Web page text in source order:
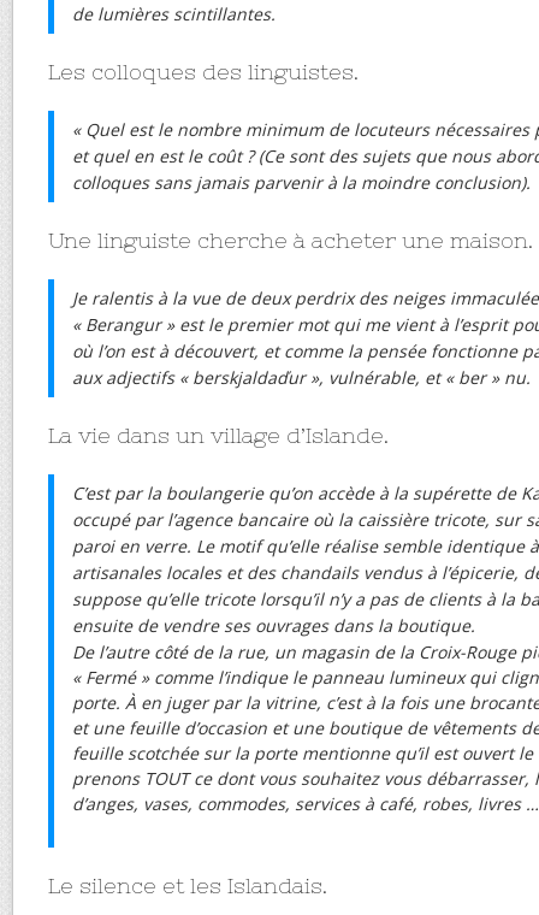
de lumières scintillantes.
Les colloques des linguistes.
« Quel est le nombre minimum de locuteurs nécessaires
et quel en est le coût ? (Ce sont des sujets que nous
colloques sans jamais parvenir à la moindre conclusion).
Une linguiste cherche à acheter une maison.
Je ralentis à la vue de deux perdrix des neiges
« Berangur » est le premier mot qui me vient à l’esprit
où l’on est à découvert, et comme la pensée fonctionne
aux adjectifs « berskjaldaďur », vulnérable, et « ber » nu.
La vie dans un village d’Islande.
C’est par la boulangerie qu’on accède à la supérette de
occupé par l’agence bancaire où la caissière tricote, sur
paroi en verre. Le motif qu’elle réalise semble identique
artisanales locales et des chandails vendus à l’épicerie,
suppose qu’elle tricote lorsqu’il n’y a pas de clients à la
ensuite de vendre ses ouvrages dans la boutique.
De l’autre côté de la rue, un magasin de la Croix-Rouge
« Fermé » comme l’indique le panneau lumineux qui
porte. À en juger par la vitrine, c’est à la fois une
et une feuille d’occasion et une boutique de vêtements
feuille scotchée sur la porte mentionne qu’il est ouvert
prenons TOUTce dont vous souhaitez vous débarrasser,
d’anges, vases, commodes, services à café, robes, livres
Le silence et les Islandais.